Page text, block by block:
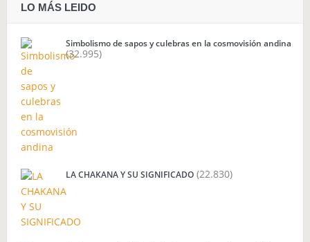
LO MÁS LEIDO
Simbolismo de sapos y culebras en la cosmovisión andina
(32.995)
LA CHAKANA Y SU SIGNIFICADO (22.830)